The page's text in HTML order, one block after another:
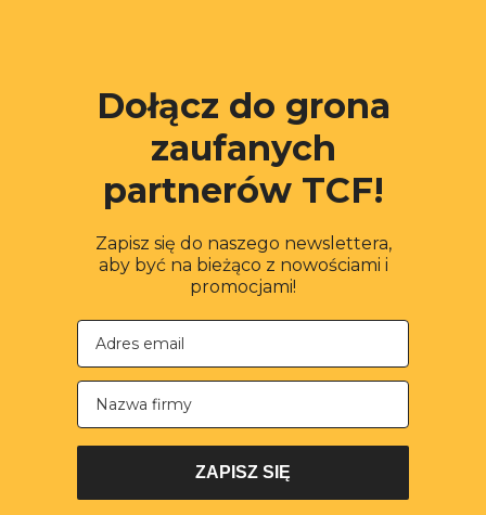
Dołącz do grona
zaufanych
partnerów TCF!
Zapisz się do naszego newslettera,
aby być na bieżąco z nowościami i
promocjami!
Nazwa firmy
ZAPISZ SIĘ